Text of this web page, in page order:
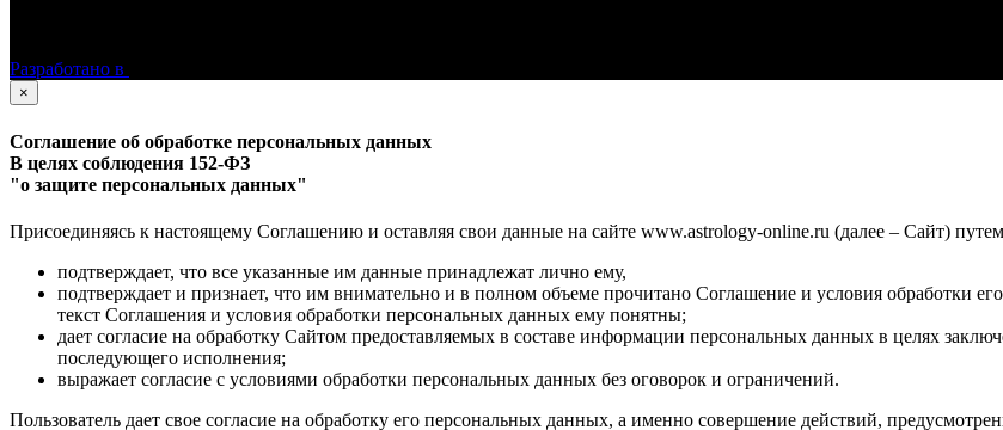
Разработано в
×
Соглашение об обработке персональных данных
В целях соблюдения 152-ФЗ
"о защите персональных данных"
Присоединяясь к настоящему Соглашению и оставляя свои данные на сайте www.astrology-online.ru (далее – Сайт)
подтверждает, что все указанные им данные принадлежат лично ему,
подтверждает и признает, что им внимательно и в полном объеме прочитано Соглашение и условия обработки
текст Соглашения и условия обработки персональных данных ему понятны;
дает согласие на обработку Сайтом предоставляемых в составе информации персональных данных в целях
последующего исполнения;
выражает согласие с условиями обработки персональных данных без оговорок и ограничений.
Пользователь дает свое согласие на обработку его персональных данных, а именно совершение действий,